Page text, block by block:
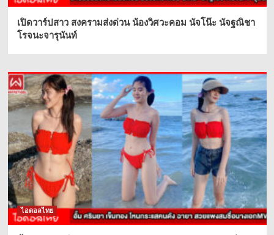
เปิดวาร์ปสาว สงครามส่งด่วน น้องวิศวะคอม นัจโน๊ะ นัจฐณิชา
โรจนะจารุนันท์
ไอดอลไทย